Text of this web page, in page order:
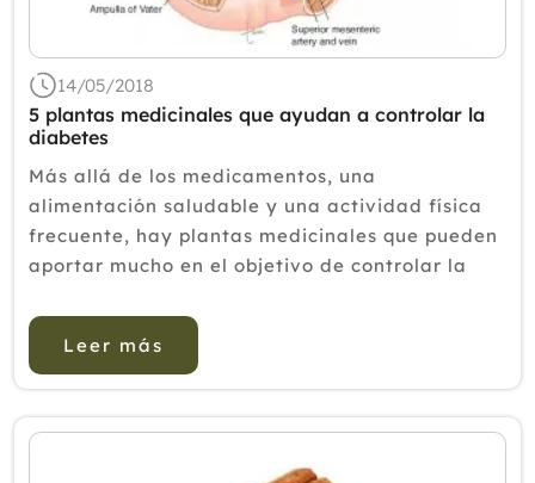
14/05/2018
5 plantas medicinales que ayudan a controlar la
diabetes
Más allá de los medicamentos, una
alimentación saludable y una actividad física
frecuente, hay plantas medicinales que pueden
aportar mucho en el objetivo de controlar la
algunas de estas. De acuerdo a l...
Leer más